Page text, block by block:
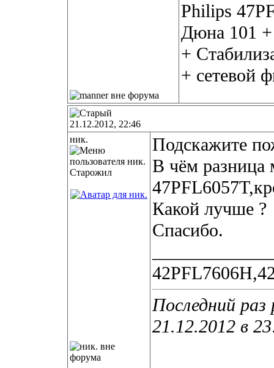
Philips
Дюна 101
+
+ сетевой
21.12.2012, 22:46
ник.
Старожил
Подскажите
В чём разница
Какой лучше ?
Спасибо.
Последний раз
21.12.2012 в